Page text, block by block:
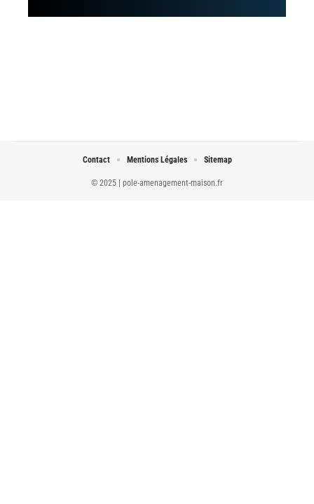
© 2025 | pole-amenagement-maison.fr
Contact Mentions Légales Sitemap